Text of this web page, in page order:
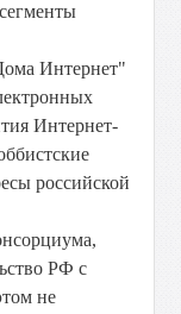
Интернет"
Интернет-
российской
РФ с
не